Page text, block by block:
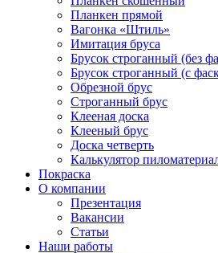
Планкен прямой
Вагонка «Штиль»
Имитация бруса
Брусок строганный (без
Брусок строганный (с
Обрезной брус
Строганный брус
Клееная доска
Клееный брус
Доска четверть
Калькулятор
Покраска
О компании
Презентация
Вакансии
Статьи
Наши работы